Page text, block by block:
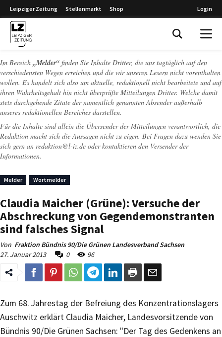
Leipziger Zeitung Stellenmarkt Shop Login
Im Bereich „Melder“ finden Sie Inhalte Dritter, die uns tagtäglich auf den
verschiedensten Wegen erreichen und die wir unseren Lesern nicht vorenthalten
wollen. Es handelt sich also um aktuelle, redaktionell nicht bearbeitete und auf
ihren Wahrheitsgehalt hin nicht überprüfte Mitteilungen Dritter. Welche damit
stets durchgehende Zitate der namentlich genannten Absender außerhalb
unseres redaktionellen Bereiches darstellen.
Für die Inhalte sind allein die Übersender der Mitteilungen verantwortlich, die
Redaktion macht sich die Aussagen nicht zu eigen. Bei Fragen dazu wenden Sie
sich gern an redaktion@l-iz.de oder kontaktieren den Versender der
Informationen.
Melder Wortmelder
Claudia Maicher (Grüne): Versuche der
Abschreckung von Gegendemonstranten
sind falsches Signal
Von Fraktion Bündnis 90/Die Grünen Landesverband Sachsen
27. Januar 2013
0 96
Zum 68. Jahrestag der Befreiung des Konzentrationslagers
Auschwitz erklärt Claudia Maicher, Landesvorsitzende von
Bündnis 90/Die Grünen Sachsen: "Der Tag des Gedenkens an